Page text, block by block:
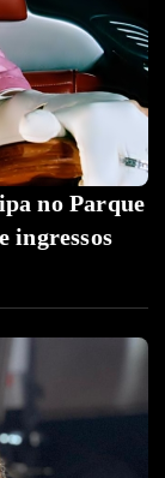
no Parque
ingressos